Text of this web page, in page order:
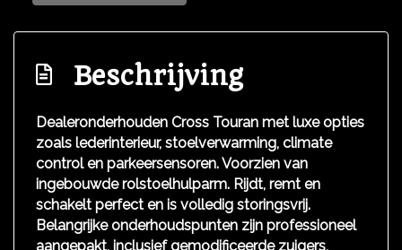
Bestuurdersairbag
Elektronisch stabiliteits programma
Hoofd airbag(s) voor
Passagiersairbag
Zij airbag(s) voor
Beschrijving
Dealeronderhouden Cross Touran met luxe opties
zoals lederinterieur, stoelverwarming, climate
control en parkeersensoren. Voorzien van
ingebouwde rolstoelhulparm. Rijdt, remt en
schakelt perfect en is volledig storingsvrij.
Belangrijke onderhoudspunten zijn professioneel
aangepakt, inclusief gemodificeerde zuigers,